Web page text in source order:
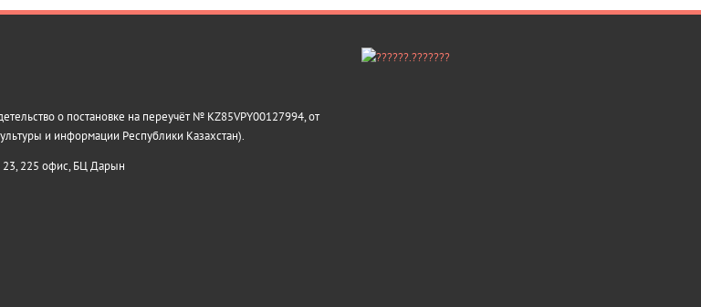
о постановке на переучёт № KZ85VPY00127994, от
и информации Республики Казахстан).
23, 225 офис, БЦ Дарын